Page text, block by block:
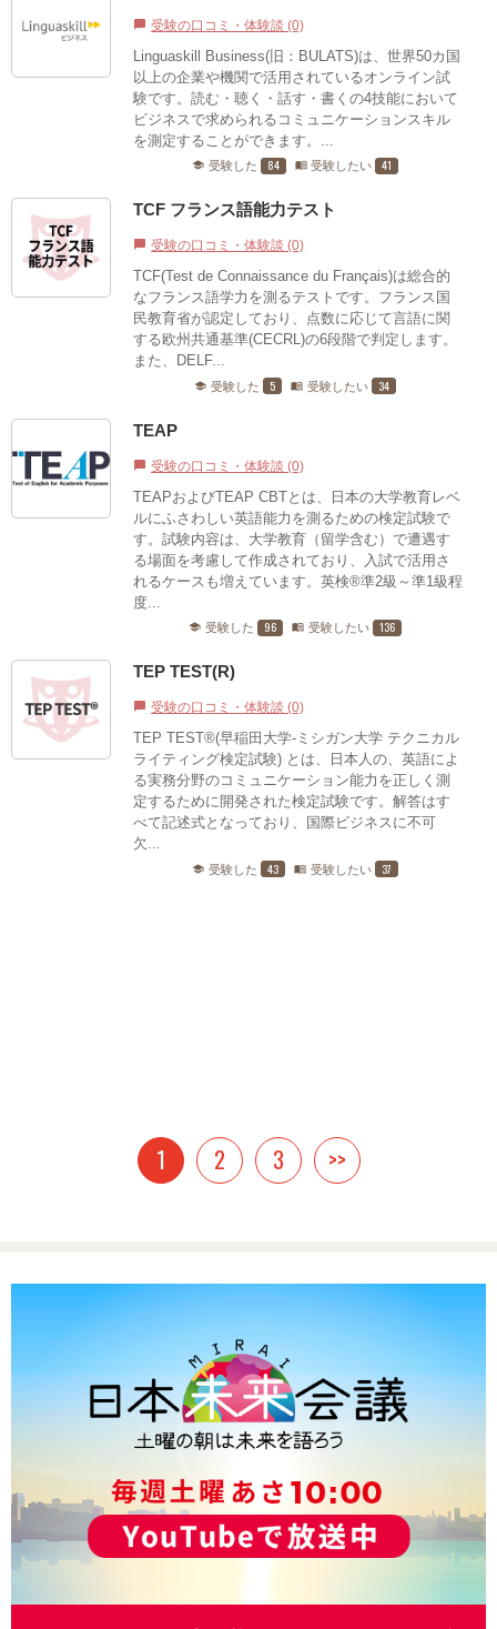
chat_bubble 受験の口コミ・体験談 (0)
Linguaskill Business(旧：BULATS)は、世界50カ国
以上の企業や機関で活用されているオンライン試
験です。読む・聴く・話す・書くの4技能において
ビジネスで求められるコミュニケーションスキル
を測定することができます。...
school 受験した 84 menu_book 受験したい 41
TCF フランス語能力テスト
chat_bubble 受験の口コミ・体験談 (0)
TCF(Test de Connaissance du Français)は総合的
なフランス語学力を測るテストです。フランス国
民教育省が認定しており、点数に応じて言語に関
する欧州共通基準(CECRL)の6段階で判定します。
また、DELF...
school 受験した 5 menu_book 受験したい 34
TEAP
chat_bubble 受験の口コミ・体験談 (0)
TEAPおよびTEAP CBTとは、日本の大学教育レベ
ルにふさわしい英語能力を測るための検定試験で
す。試験内容は、大学教育（留学含む）で遭遇す
る場面を考慮して作成されており、入試で活用さ
れるケースも増えています。英検®準2級～準1級程
度...
school 受験した 96 menu_book 受験したい 136
TEP TEST(R)
chat_bubble 受験の口コミ・体験談 (0)
TEP TEST®(早稲田大学-ミシガン大学 テクニカル
ライティング検定試験) とは、日本人の、英語によ
る実務分野のコミュニケーション能力を正しく測
定するために開発された検定試験です。解答はす
べて記述式となっており、国際ビジネスに不可
欠...
school 受験した 43 menu_book 受験したい 37
1 2 3 >>